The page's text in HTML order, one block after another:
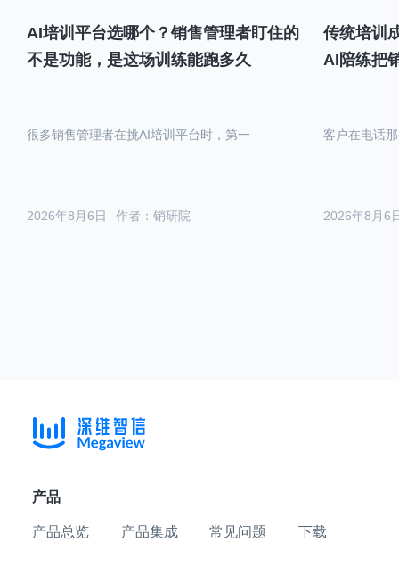
AI培训平台选哪个？销售管理者盯住的
不是功能，是这场训练能跑多久
作者：销研院
2026年8月6日
很多销售管理者在挑AI培训平台时，第一
传统培训
AI陪练把
2026年8月6
客户在电话
产品
产品总览 产品集成 常见问题 下载